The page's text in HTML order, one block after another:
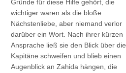
Gründe für diese Hilfe gehört, die
wichtiger waren als die bloße
Nächstenliebe, aber niemand verlor
darüber ein Wort. Nach ihrer kürzen
Ansprache ließ sie den Blick über die
Kapitäne schweifen und blieb einen
Augenblick an Zahida hängen, die